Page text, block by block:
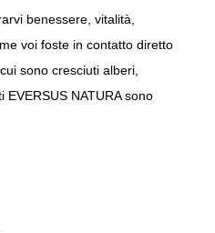
benessere, vitalità,
voi foste in contatto diretto
sono cresciuti alberi,
NATURA sono